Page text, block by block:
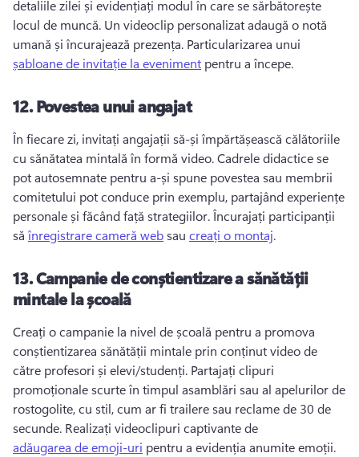
detaliile zilei și evidențiați modul în care se sărbătorește
locul de muncă. Un videoclip personalizat adaugă o notă
umană și încurajează prezența. Particularizarea unui
șabloane de invitație la eveniment pentru a începe.
12.Povestea unui angajat
În fiecare zi, invitați angajații să-și împărtășească călătoriile
cu sănătatea mintală în formă video. Cadrele didactice se
pot autosemnate pentru a-și spune povestea sau membrii
comitetului pot conduce prin exemplu, partajând experiențe
personale și făcând față strategiilor. Încurajați participanții
să înregistrare cameră web sau creați o montaj.
13.Campanie de conștientizare a sănătății
mintale la școală
Creați o campanie la nivel de școală pentru a promova
conștientizarea sănătății mintale prin conținut video de
către profesori și elevi/studenți. Partajați clipuri
promoționale scurte în timpul asamblări sau al apelurilor de
rostogolite, cu stil, cum ar fi trailere sau reclame de 30 de
secunde. Realizați videoclipuri captivante de
adăugarea de emoji-uri pentru a evidenția anumite emoții.